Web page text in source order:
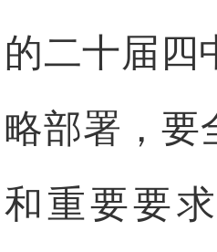
的二十届四
略部署，要
和重要要